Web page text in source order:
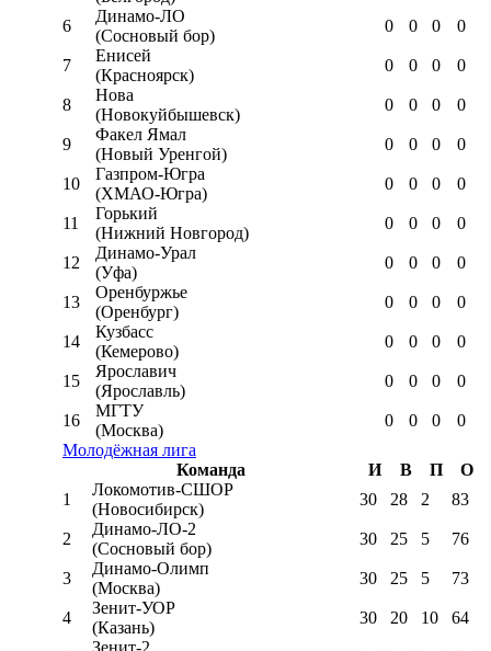
6
Динамо-ЛО
(Сосновый бор)
0 0 0 0
7
Енисей
(Красноярск)
0 0 0 0
8
Нова
(Новокуйбышевск)
0 0 0 0
9
Факел Ямал
(Новый Уренгой)
0 0 0 0
10
Газпром-Югра
(ХМАО-Югра)
0 0 0 0
11
Горький
(Нижний Новгород)
0 0 0 0
12
Динамо-Урал
(Уфа)
0 0 0 0
13
Оренбуржье
(Оренбург)
0 0 0 0
14
Кузбасс
(Кемерово)
0 0 0 0
15
Ярославич
(Ярославль)
0 0 0 0
16
МГТУ
(Москва)
0 0 0
0
Молодёжная лига
Команда
И В П
О
1
Локомотив-CШОР
(Новосибирск)
30 28 2 83
2
Динамо-ЛО-2
(Сосновый бор)
30 25 5 76
3
Динамо-Олимп
(Москва)
30 25 5 73
4
Зенит-УОР
(Казань)
30 20 10 64
Зенит-2